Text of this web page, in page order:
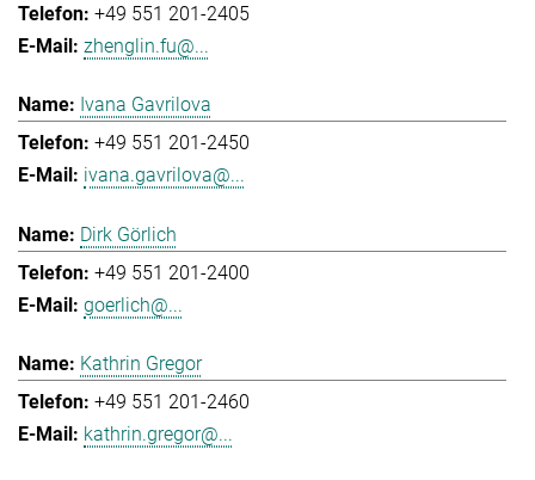
+49 551 201-2405
zhenglin.fu@...
Ivana Gavrilova
+49 551 201-2450
ivana.gavrilova@...
Dirk Görlich
+49 551 201-2400
goerlich@...
Kathrin Gregor
+49 551 201-2460
kathrin.gregor@...